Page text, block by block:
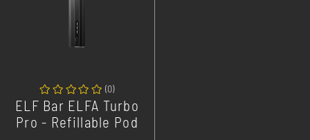
(0)
ELF Bar ELFA Turbo
Pro - Refillable Pod